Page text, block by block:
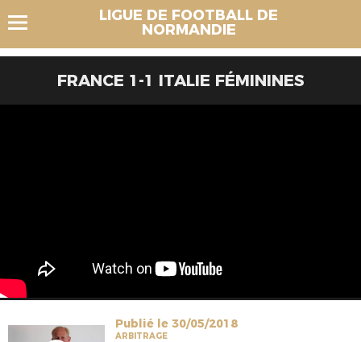
LIGUE DE FOOTBALL DE
NORMANDIE
FRANCE 1-1 ITALIE FÉMININES
Publié le 30/05/2018
ARBITRAGE